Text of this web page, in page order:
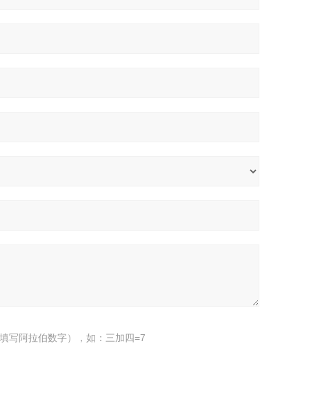
写阿拉伯数字），如：三加四=7